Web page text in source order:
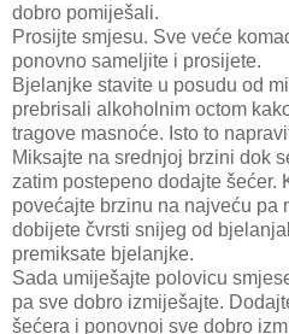
dobro pomiješali.
Prosijte smjesu. Sve veće
ponovno sameljite i prosijete.
Bjelanjke stavite u posudu od
prebrisali alkoholnim octom
tragove masnoće. Isto to
Miksajte na srednjoj brzini dok
zatim postepeno dodajte šećer.
povećajte brzinu na najveću pa
dobijete čvrsti snijeg od
premiksate bjelanjke.
Sada umiješajte polovicu
pa sve dobro izmiješajte.
šećera i ponovnoi sve dobro